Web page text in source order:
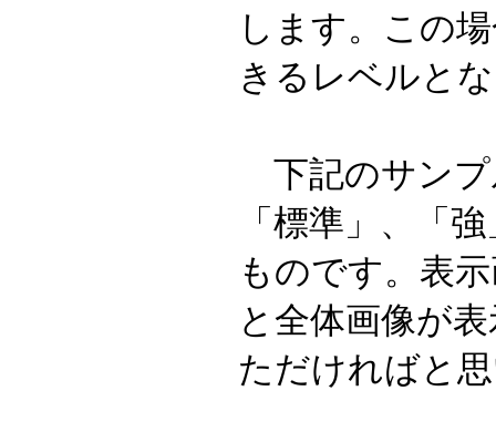
します。この
きるレベルと
下記のサンプ
「標準」、「
ものです。表
と全体画像が
ただければと